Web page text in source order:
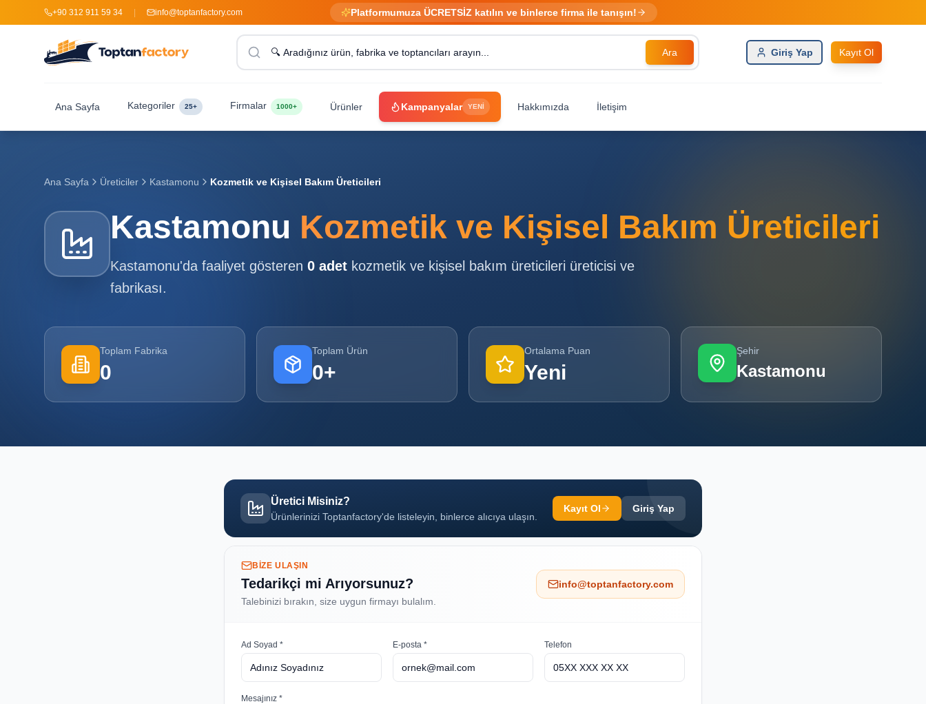
+90 312 911 59 34 info@toptanfactory.com Platformumuza ÜCRETSİZ katılın ve binlerce firma ile tanışın!
Ara Giriş Yap Kayıt Ol
Ana Sayfa Kategoriler 25+ Firmalar 1000+ Ürünler Kampanyalar YENİ Hakkımızda İletişim
Ana Sayfa Üreticiler Kastamonu Kozmetik ve Kişisel Bakım Üreticileri
Kastamonu Kozmetik ve Kişisel Bakım Üreticileri
Kastamonu'da faaliyet gösteren 0 adet kozmetik ve kişisel bakım üreticileri üreticisi ve
fabrikası.
Toplam Fabrika
0
Toplam Ürün
0+
Ortalama Puan
Yeni
Şehir
Kastamonu
Üretici Misiniz?
Ürünlerinizi Toptanfactory'de listeleyin, binlerce alıcıya ulaşın.
Kayıt Ol Giriş Yap
BIZE ULAŞIN
Tedarikçi mi Arıyorsunuz?
Talebinizi bırakın, size uygun firmayı bulalım.
info@toptanfactory.com
Ad Soyad * E-posta * Telefon
Mesajınız *